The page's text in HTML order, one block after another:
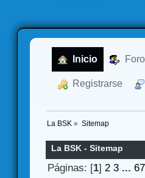
Inicio Foro
Registrarse
La BSK » Sitemap
La BSK - Sitemap
Páginas: [1]2 3 ...